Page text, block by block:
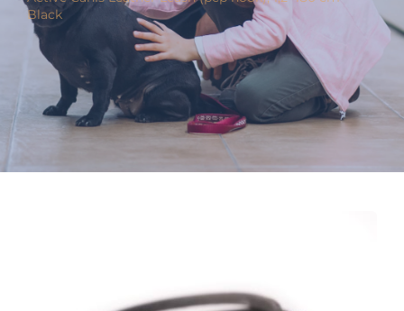
Varumärken
Hand i Tass
Events
Black